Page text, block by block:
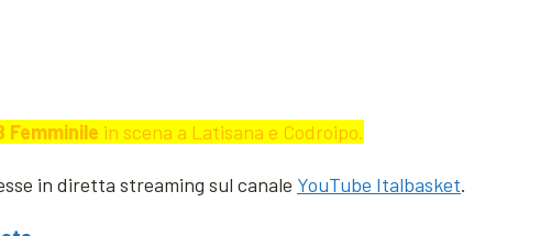
Femminile in scena a Latisana e Codroipo.
in diretta streaming sul canale YouTube Italbasket.